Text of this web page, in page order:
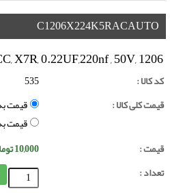
C1206X224K5RACAUTO
X7R, 0.22UF,220nf , 50V, 1206
کد کالا :
535
قیمت کلی کالا :
قیمت
قیمت
قیمت :
10,000
تعداد :